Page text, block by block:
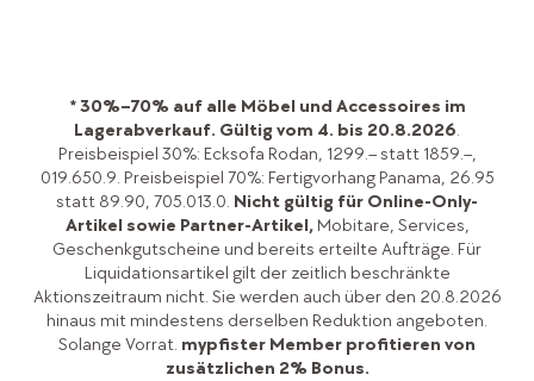
* 30%–70% auf alle Möbel und Accessoires im
Lagerabverkauf. Gültig vom 4. bis 20.8.2026.
Preisbeispiel 30%: Ecksofa Rodan, 1299.– statt 1859.–,
019.650.9. Preisbeispiel 70%: Fertigvorhang Panama, 26.95
statt 89.90, 705.013.0. Nicht gültig für Online-Only-
Artikel sowie Partner-Artikel, Mobitare, Services,
Geschenkgutscheine und bereits erteilte Aufträge. Für
Liquidationsartikel gilt der zeitlich beschränkte
Aktionszeitraum nicht. Sie werden auch über den 20.8.2026
hinaus mit mindestens derselben Reduktion angeboten.
Solange Vorrat. mypfister Member profitieren von
zusätzlichen 2% Bonus.